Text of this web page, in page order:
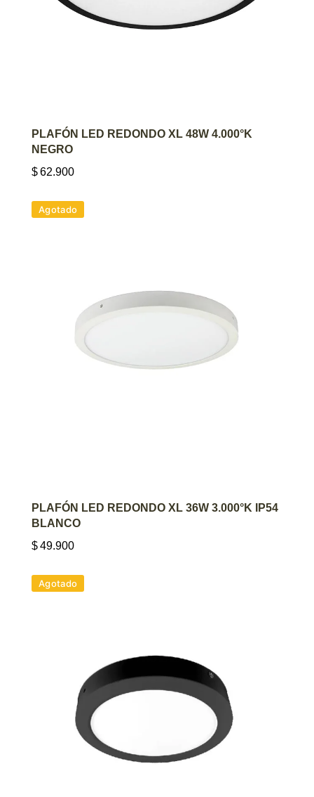
AGREGAR AL CARRITO
PLAFÓN LED REDONDO XL 48W 4.000°K
NEGRO
$62.900
Agotado
AGREGAR AL CARRITO
PLAFÓN LED REDONDO XL 36W 3.000°K IP54
BLANCO
$49.900
Agotado